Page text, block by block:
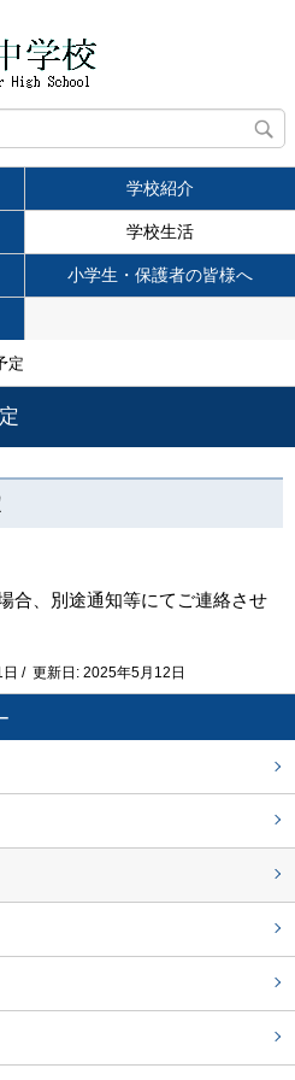
学校紹介
学校生活
小学生・保護者の皆様へ
定
合、別途通知等にてご連絡させ
/ 更新日: 2025年5月12日